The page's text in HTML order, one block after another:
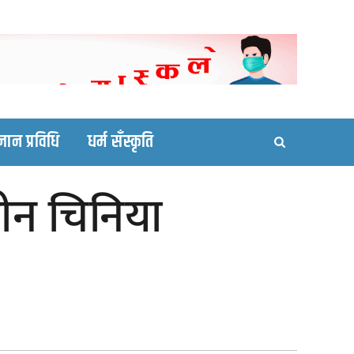
site
प्रविधि धर्म सँस्कृति
चिनिया